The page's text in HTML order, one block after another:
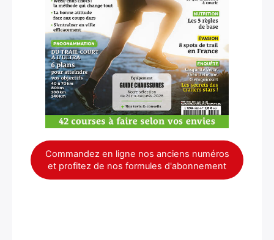
Commandez en ligne nos anciens numéros
et profitez de nos formules d'abonnement